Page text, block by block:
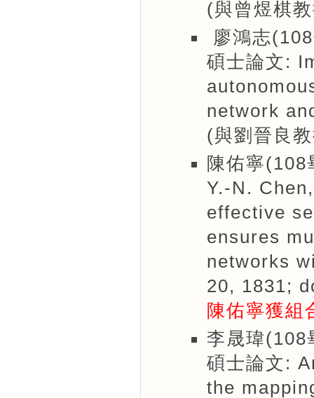
(與曾煜棋
廖鴻志
碩士論文:
network
(與劉晉良
陳佑寧(108
Y.-N.
effective
ensures
networks
20, 1831;
陳佑寧獲組
李晟瑋(108
碩士論文:
the